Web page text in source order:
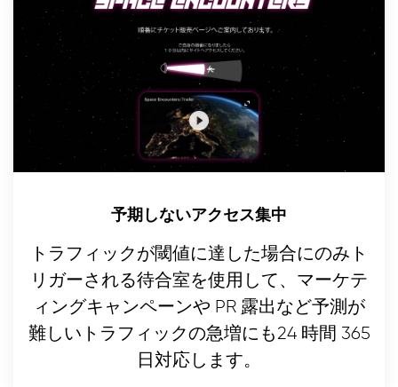
予期しないアクセス集中
トラフィックが閾値に達した場合にのみト
リガーされる待合室を使用して、マーケテ
ィングキャンペーンや PR 露出など予測が
難しいトラフィックの急増にも24 時間 365
日対応します。